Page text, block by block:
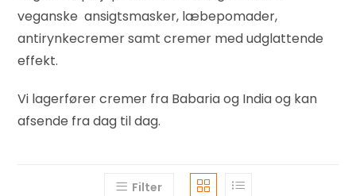
veganske ansigtsmasker, læbepomader,
antirynkecremer samt cremer med udglattende
effekt.
Vi lagerfører cremer fra Babaria og India og kan
afsende fra dag til dag.
Filter